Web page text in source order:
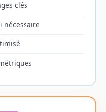
clés
nécessaire